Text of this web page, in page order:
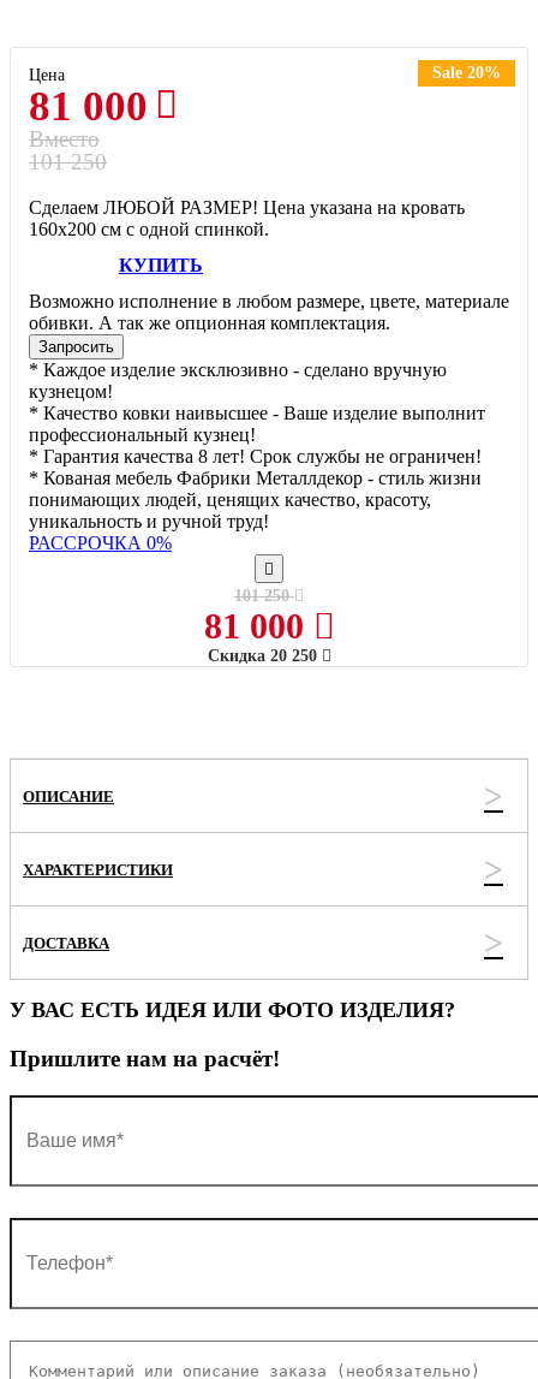
Цена
81 000
Sale 20%
Вместо
101 250
Сделаем ЛЮБОЙ РАЗМЕР! Цена указана на кровать
160х200 см с одной спинкой.
КУПИТЬ
Возможно исполнение в любом размере, цвете, материале
обивки. А так же опционная комплектация.
Запросить
* Каждое изделие эксклюзивно - сделано вручную
кузнецом!
* Качество ковки наивысшее - Ваше изделие выполнит
профессиональный кузнец!
* Гарантия качества 8 лет! Срок службы не ограничен!
* Кованая мебель Фабрики Металлдекор - стиль жизни
понимающих людей, ценящих качество, красоту,
уникальность и ручной труд!
РАССРОЧКА 0%
101 250
81 000
Скидка 20 250
ОПИСАНИЕ
ХАРАКТЕРИСТИКИ
ДОСТАВКА
У ВАС ЕСТЬ ИДЕЯ ИЛИ ФОТО ИЗДЕЛИЯ?
Пришлите нам на расчёт!